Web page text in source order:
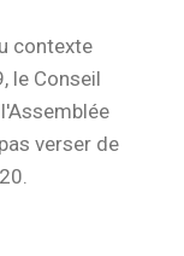
contexte
le Conseil
verser de